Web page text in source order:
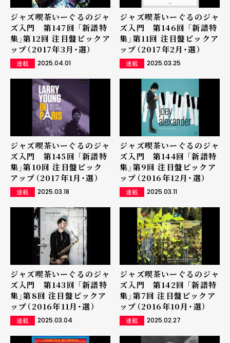
ジャズ喫茶いーぐるのジャ
ズ入門 第147回 「新譜特
集」第12回 注目盤ピックア
ップ（2017年3月・選）
連載 2025.04.01
ジャズ喫茶いーぐるのジャ
ズ入門 第146回 「新譜特
集」第11回 注目盤ピックア
ップ（2017年2月・選）
連載 2025.03.25
ジャズ喫茶いーぐるのジャ
ズ入門 第145回 「新譜特
集」第10回 注目盤ピック
アップ（2017年1月・選）
連載 2025.03.18
ジャズ喫茶いーぐるのジャ
ズ入門 第144回 「新譜特
集」第9回 注目盤ピックア
ップ（2016年12月・選）
連載 2025.03.11
ジャズ喫茶いーぐるのジャ
ズ入門 第143回 「新譜特
集」第8回 注目盤ピックア
ップ（2016年11月・選）
連載 2025.03.04
ジャズ喫茶いーぐるのジャ
ズ入門 第142回 「新譜特
集」第7回 注目盤ピックア
ップ（2016年10月・選）
連載 2025.02.27